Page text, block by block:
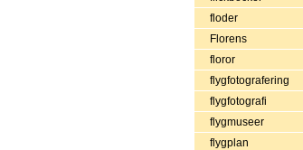
floder
Florens
floror
flygfotografering
flygfotografi
flygmuseer
flygplan